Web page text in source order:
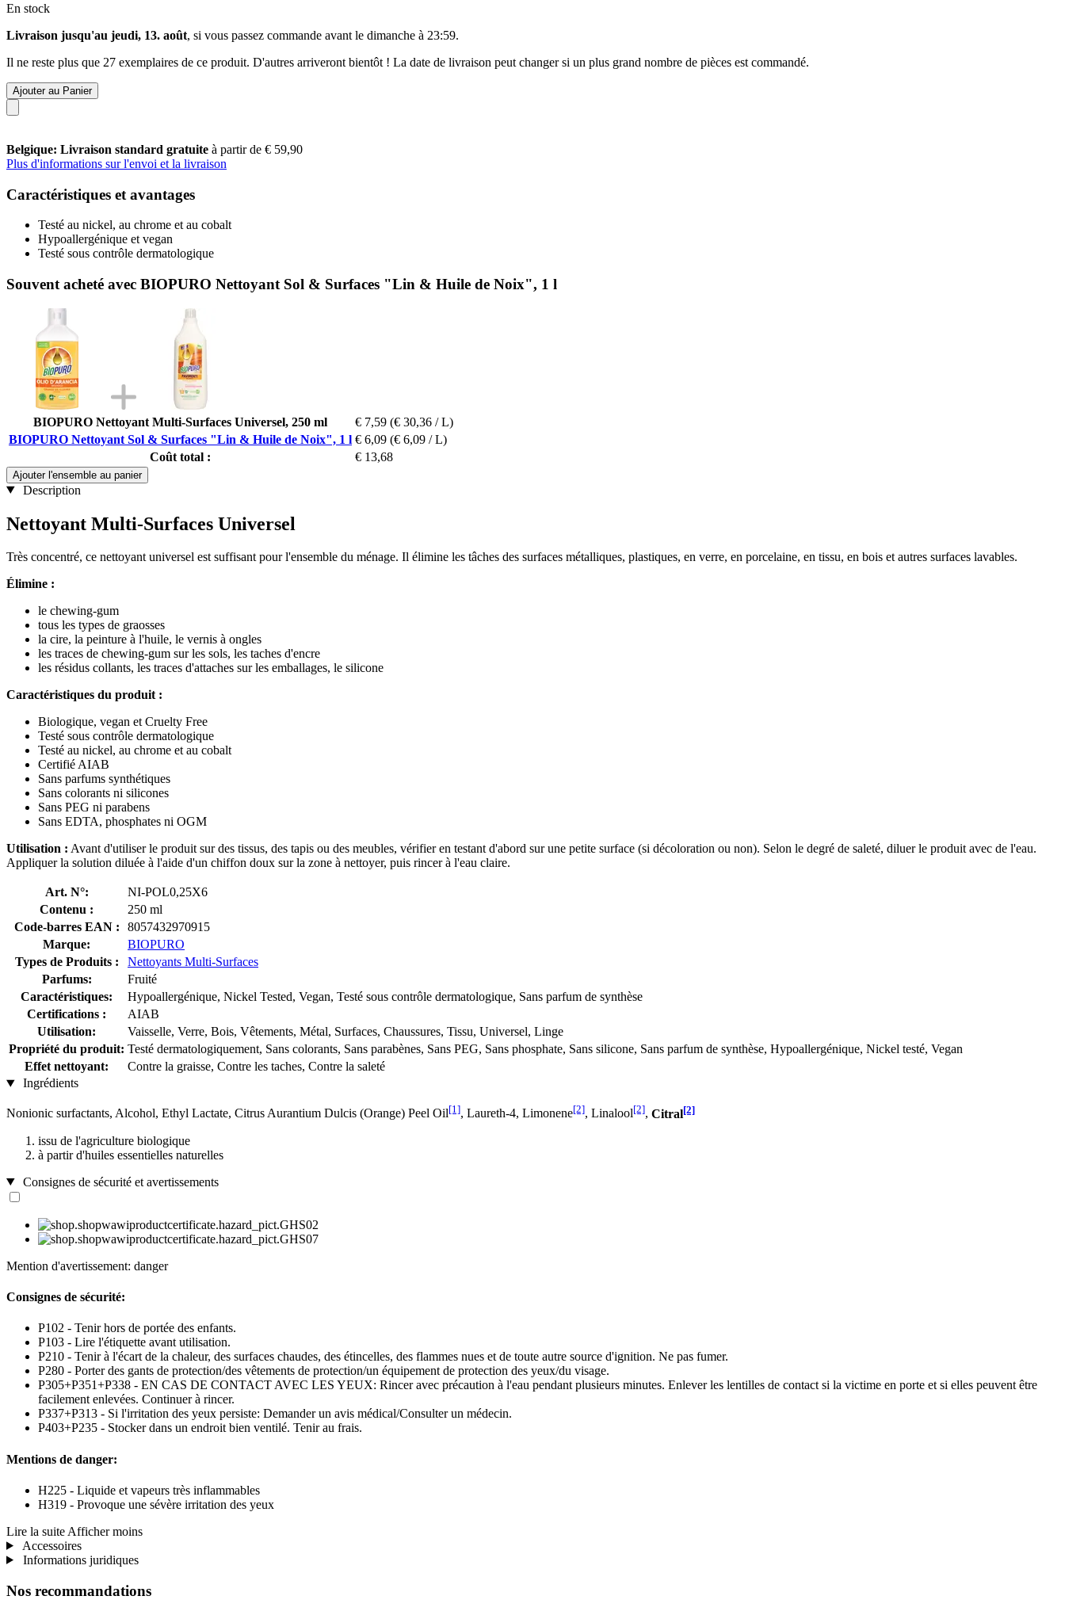
En stock
Livraison jusqu'au jeudi, 13. août, si vous passez commande avant le dimanche à 23:59.
Il ne reste plus que 27 exemplaires de ce produit. D'autres arriveront bientôt ! La date de livraison peut changer si un plus grand nombre de pièces est commandé.
Ajouter au Panier
Belgique: Livraison standard gratuite à partir de € 59,90
Plus d'informations sur l'envoi et la livraison
Caractéristiques et avantages
Testé au nickel, au chrome et au cobalt
Hypoallergénique et vegan
Testé sous contrôle dermatologique
Souvent acheté avec BIOPURO Nettoyant Sol & Surfaces "Lin & Huile de Noix", 1 l
BIOPURO Nettoyant Multi-Surfaces Universel, 250 ml € 7,59 (€ 30,36 / L)
BIOPURO Nettoyant Sol & Surfaces "Lin & Huile de Noix", 1 l € 6,09 (€ 6,09 / L)
Coût total :
€ 13,68
Ajouter l'ensemble au panier
Description
Nettoyant Multi-Surfaces Universel
Très concentré, ce nettoyant universel est suffisant pour l'ensemble du ménage. Il élimine les tâches des surfaces métalliques, plastiques, en verre, en porcelaine, en tissu, en bois et autres surfaces lavables.
Élimine :
le chewing-gum
tous les types de graosses
la cire, la peinture à l'huile, le vernis à ongles
les traces de chewing-gum sur les sols, les taches d'encre
les résidus collants, les traces d'attaches sur les emballages, le silicone
Caractéristiques du produit :​​​​
Biologique, vegan et Cruelty Free
Testé sous contrôle dermatologique
Testé au nickel, au chrome et au cobalt
Certifié AIAB
Sans parfums synthétiques
Sans colorants ni silicones
Sans PEG ni parabens
Sans EDTA, phosphates ni OGM
Utilisation : Avant d'utiliser le produit sur des tissus, des tapis ou des meubles, vérifier en testant d'abord sur une petite surface (si décoloration ou non). Selon le degré de saleté, diluer le produit avec de l'eau.
Appliquer la solution diluée à l'aide d'un chiffon doux sur la zone à nettoyer, puis rincer à l'eau claire.
Art. N°:
NI-POL0,25X6
Contenu :
250 ml
Code-barres EAN :
8057432970915
Marque:
BIOPURO
Types de Produits :
Nettoyants Multi-Surfaces
Parfums:
Fruité
Caractéristiques:
Hypoallergénique, Nickel Tested, Vegan, Testé sous contrôle dermatologique, Sans parfum de synthèse
Certifications :
AIAB
Utilisation:
Vaisselle, Verre, Bois, Vêtements, Métal, Surfaces, Chaussures, Tissu, Universel, Linge
Propriété du produit: Testé dermatologiquement, Sans colorants, Sans parabènes, Sans PEG, Sans phosphate, Sans silicone, Sans parfum de synthèse, Hypoallergénique, Nickel testé, Vegan
Effet nettoyant:
Contre la graisse, Contre les taches, Contre la saleté
Ingrédients
Nonionic surfactants, Alcohol, Ethyl Lactate, Citrus Aurantium Dulcis (Orange) Peel Oil[1], Laureth-4, Limonene[2], Linalool[2], Citral[2]
issu de l'agriculture biologique
à partir d'huiles essentielles naturelles
Consignes de sécurité et avertissements
Mention d'avertissement: danger
Consignes de sécurité:
P102 - Tenir hors de portée des enfants.
P103 - Lire l'étiquette avant utilisation.
P210 - Tenir à l'écart de la chaleur, des surfaces chaudes, des étincelles, des flammes nues et de toute autre source d'ignition. Ne pas fumer.
P280 - Porter des gants de protection/des vêtements de protection/un équipement de protection des yeux/du visage.
P305+P351+P338 - EN CAS DE CONTACT AVEC LES YEUX: Rincer avec précaution à l'eau pendant plusieurs minutes. Enlever les lentilles de contact si la victime en porte et si elles peuvent être
facilement enlevées. Continuer à rincer.
P337+P313 - Si l'irritation des yeux persiste: Demander un avis médical/Consulter un médecin.
P403+P235 - Stocker dans un endroit bien ventilé. Tenir au frais.
Mentions de danger:
H225 - Liquide et vapeurs très inflammables
H319 - Provoque une sévère irritation des yeux
Lire la suite Afficher moins
Accessoires
Informations juridiques
Nos recommandations